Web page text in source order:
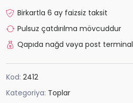
Birkartla 6 ay faizsiz taksit
Pulsuz çatdırılma mövcuddur
Qapıda nağd vəya post
Kod: 2412
Kategoriya: Toplar